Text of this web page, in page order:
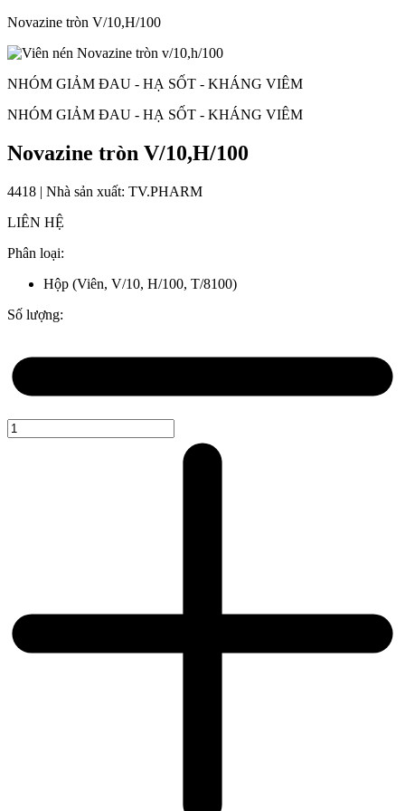
Novazine tròn V/10,H/100
NHÓM GIẢM ĐAU - HẠ SỐT - KHÁNG VIÊM
NHÓM GIẢM ĐAU - HẠ SỐT - KHÁNG VIÊM
Novazine tròn V/10,H/100
4418 | Nhà sản xuất: TV.PHARM
LIÊN HỆ
Phân loại:
Hộp (Viên, V/10, H/100, T/8100)
Số lượng: